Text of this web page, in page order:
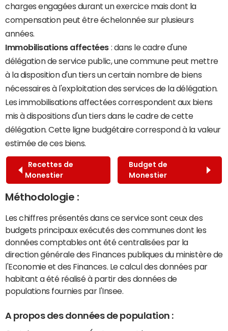
charges engagées durant un exercice mais dont la
compensation peut être échelonnée sur plusieurs
années.
Immobilisations affectées : dans le cadre d'une
délégation de service public, une commune peut mettre
à la disposition d'un tiers un certain nombre de biens
nécessaires à l'exploitation des services de la délégation.
Les immobilisations affectées correspondent aux biens
mis à dispositions d'un tiers dans le cadre de cette
délégation. Cette ligne budgétaire correspond à la valeur
estimée de ces biens.
Recettes de
Monestier
Budget de
Monestier
Méthodologie :
Les chiffres présentés dans ce service sont ceux des
budgets principaux exécutés des communes dont les
données comptables ont été centralisées par la
direction générale des Finances publiques du ministère de
l'Economie et des Finances. Le calcul des données par
habitant a été réalisé à partir des données de
populations fournies par l'Insee.
A propos des données de population :